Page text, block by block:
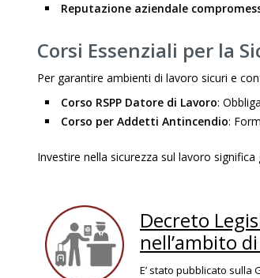
Reputazione aziendale
Corsi Essenziali per la
Per garantire ambienti di lavoro sicuri e
Corso RSPP Datore di Lavoro:
Corso per Addetti Antincendio:
Investire nella sicurezza sul lavoro
Decreto
nell’ambito
E’ stato pubblicato sulla